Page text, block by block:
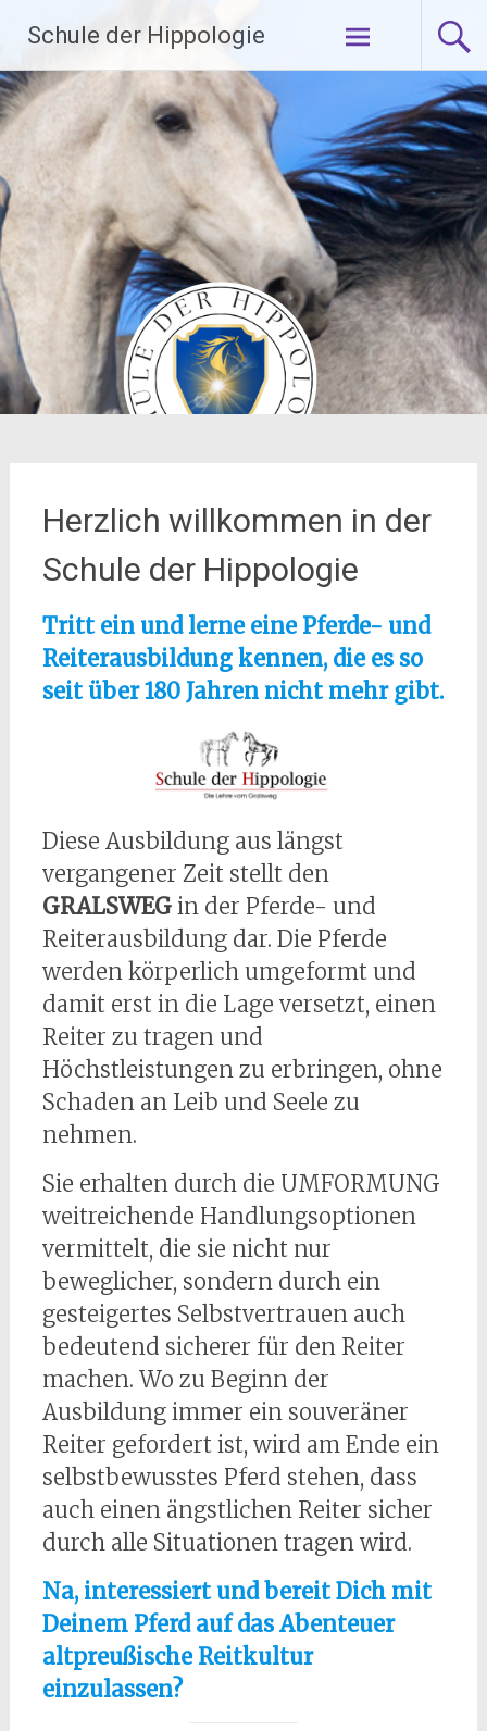
Inhalt
springen
Schule der Hippologie
Herzlich willkommen in der
Schule der Hippologie
Tritt ein und lerne eine Pferde- und
Reiterausbildung kennen, die es so
seit über 180 Jahren nicht mehr gibt.
Diese Ausbildung aus längst
vergangener Zeit stellt den
GRALSWEGin der Pferde- und
Reiterausbildung dar. Die Pferde
werden körperlich umgeformt und
damit erst in die Lage versetzt, einen
Reiter zu tragen und
Höchstleistungen zu erbringen, ohne
Schaden an Leib und Seele zu
nehmen.
Sie erhalten durch die UMFORMUNG
weitreichende Handlungsoptionen
vermittelt, die sie nicht nur
beweglicher, sondern durch ein
gesteigertes Selbstvertrauen auch
bedeutend sicherer für den Reiter
machen. Wo zu Beginn der
Ausbildung immer ein souveräner
Reiter gefordert ist, wird am Ende ein
selbstbewusstes Pferd stehen, dass
auch einen ängstlichen Reiter sicher
durch alle Situationen tragen wird.
Na, interessiert und bereit Dich mit
Deinem Pferd auf das Abenteuer
altpreußische Reitkultur
einzulassen?